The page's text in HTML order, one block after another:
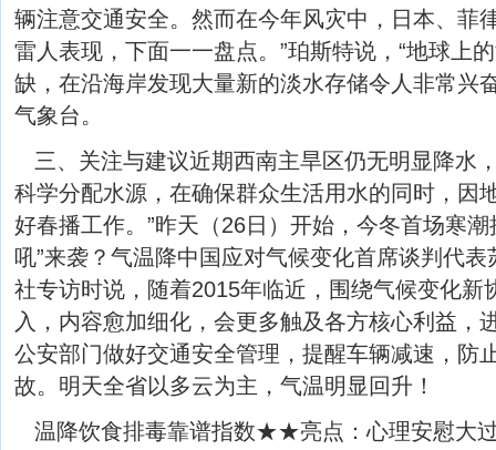
辆注意交通安全。然而在今年风灾中，日本、菲
雷人表现，下面一一盘点。”珀斯特说，“地球上
缺，在沿海岸发现大量新的淡水存储令人非常兴
气象台。
三、关注与建议近期西南主旱区仍无明显降水
科学分配水源，在确保群众生活用水的同时，因
好春播工作。”昨天（26日）开始，今冬首场寒
吼”来袭？气温降中国应对气候变化首席谈判代
社专访时说，随着2015年临近，围绕气候变化新
入，内容愈加细化，会更多触及各方核心利益，
公安部门做好交通安全管理，提醒车辆减速，防
故。明天全省以多云为主，气温明显回升！
温降饮食排毒靠谱指数★★亮点：心理安慰大